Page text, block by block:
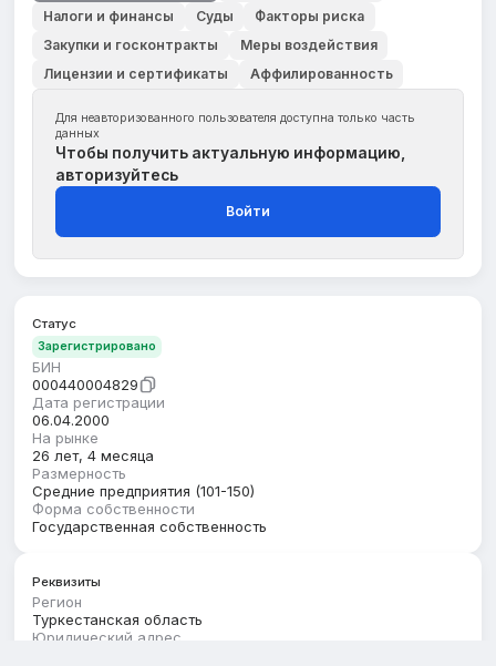
Налоги и финансы
Суды
Факторы риска
Закупки и госконтракты
Меры воздействия
Лицензии и сертификаты
Аффилированность
Для неавторизованного пользователя доступна только часть
данных
Чтобы получить актуальную информацию,
авторизуйтесь
Войти
Статус
Зарегистрировано
БИН
000440004829
Дата регистрации
06.04.2000
На рынке
26 лет, 4 месяца
Размерность
Средние предприятия (101-150)
Форма собственности
Государственная собственность
Реквизиты
Регион
Туркестанская область
Юридический адрес